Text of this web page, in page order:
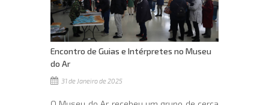
Encontro de Guias e Intérpretes no Museu
do Ar
31 de Janeiro de 2025